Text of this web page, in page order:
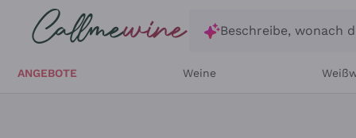
Zum Hauptinhalt springen
Beschreibe, wonach
ANGEBOTE Weine